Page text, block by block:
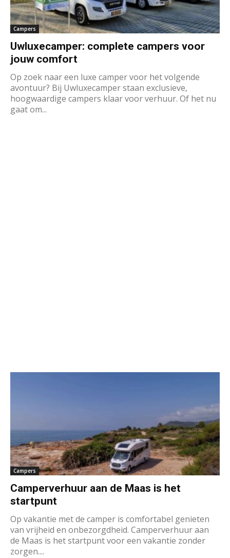
Campers
Uwluxecamper: complete campers voor
jouw comfort
Op zoek naar een luxe camper voor het volgende
avontuur? Bij Uwluxecamper staan exclusieve,
hoogwaardige campers klaar voor verhuur. Of het nu
gaat om...
Campers
Camperverhuur aan de Maas is het
startpunt
Op vakantie met de camper is comfortabel genieten
van vrijheid en onbezorgdheid. Camperverhuur aan
de Maas is het startpunt voor een vakantie zonder
zorgen....